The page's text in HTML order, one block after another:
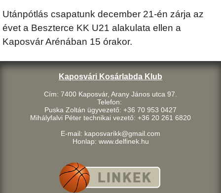
Utánpótlás csapatunk december 21-én zárja az
évet a Beszterce KK U21 alakulata ellen a
Kaposvár Arénában 15 órakor.
Kaposvári Kosárlabda Klub
Cím: 7400 Kaposvár, Arany János utca 97.
Telefon:
Puska Zoltán ügyvezető: +36 70 953 0427
Mihályfalvi Péter technikai vezető: +36 20 261 6820
E-mail: kaposvarikk@gmail.com
Honlap: www.delfinek.hu